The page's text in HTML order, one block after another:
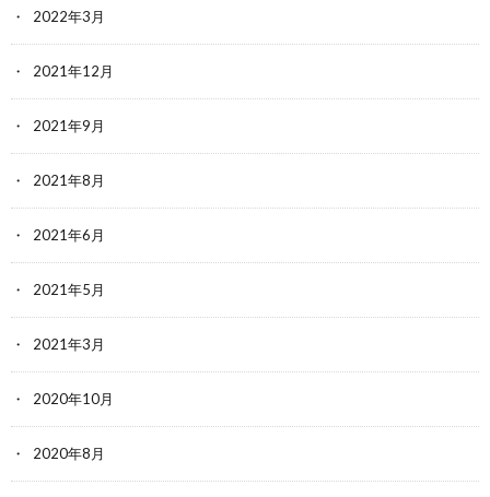
2022年3月
2021年12月
2021年9月
2021年8月
2021年6月
2021年5月
2021年3月
2020年10月
2020年8月